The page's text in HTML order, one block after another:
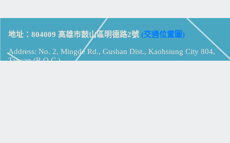
地址：804009 高雄市鼓山區明德路2號 (交通位置圖)
Address: No. 2, Mingde Rd., Gushan Dist., Kaohsiung City 804,
Taiwan (R.O.C.)